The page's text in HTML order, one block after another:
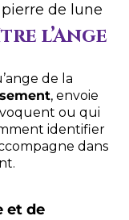
pierre de lune
l’Ange
de la
, envoie
ou qui
identifier
dans
et de